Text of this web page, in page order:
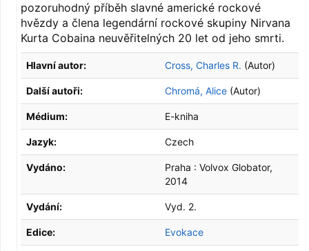
pozoruhodný příběh slavné americké rockové
hvězdy a člena legendární rockové skupiny Nirvana
Kurta Cobaina neuvěřitelných 20 let od jeho smrti.
Hlavní autor: Cross, Charles R. (Autor)
Další autoři: Chromá, Alice (Autor)
Médium: E-kniha
Jazyk: Czech
Vydáno: Praha : Volvox Globator,
2014
Vydání: Vyd. 2.
Edice: Evokace